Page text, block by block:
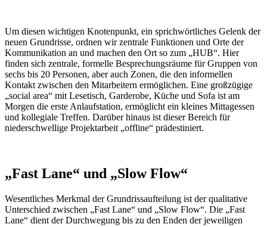
Um diesen wichtigen Knotenpunkt, ein sprichwörtliches Gelenk der
neuen Grundrisse, ordnen wir zentrale Funktionen und Orte der
Kommunikation an und machen den Ort so zum „HUB“. Hier
finden sich zentrale, formelle Besprechungsräume für Gruppen von
sechs bis 20 Personen, aber auch Zonen, die den informellen
Kontakt zwischen den Mitarbeitern ermöglichen. Eine großzügige
„social area“ mit Lesetisch, Garderobe, Küche und Sofa ist am
Morgen die erste Anlaufstation, ermöglicht ein kleines Mittagessen
und kollegiale Treffen. Darüber hinaus ist dieser Bereich für
niederschwellige Projektarbeit „offline“ prädestiniert.
„Fast Lane“ und „Slow Flow“
Wesentliches Merkmal der Grundrissaufteilung ist der qualitative
Unterschied zwischen „Fast Lane“ und „Slow Flow“. Die „Fast
Lane“ dient der Durchwegung bis zu den Enden der jeweiligen